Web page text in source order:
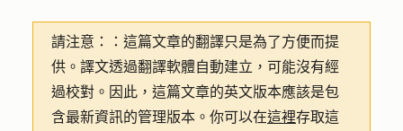
請注意：
：這篇文章的翻譯只是為了方便而提
供。譯文透過翻譯軟體自動建立，可能沒有經
過校對。因此，這篇文章的英文版本應該是包
含最新資訊的管理版本。你可以在這裡存取這